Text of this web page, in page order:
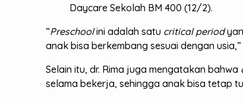
Daycare Sekolah BM 400 (12/2).
“Preschoolini adalah satu critical period
anak bisa berkembang sesuai dengan
Selain itu, dr. Rima juga mengatakan bahwa
selama bekerja, sehingga anak bisa tetap